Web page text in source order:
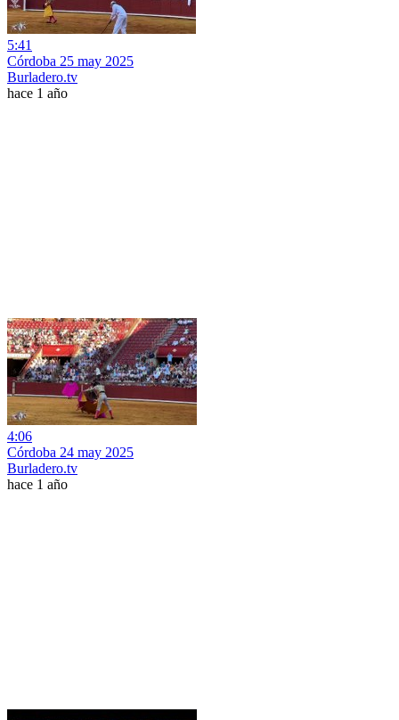
5:41
Córdoba 25 may 2025
Burladero.tv
hace 1 año
4:06
Córdoba 24 may 2025
Burladero.tv
hace 1 año